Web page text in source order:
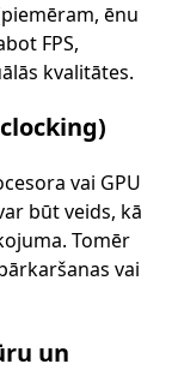
ēnu
FPS,
kvalitātes.
vai GPU
būt veids, kā
Tomēr
vai
un